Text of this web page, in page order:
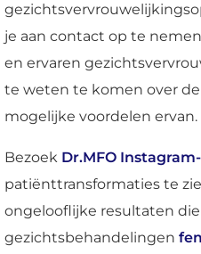
je aan contact op te
en ervaren
te weten te komen over
mogelijke voordelen ervan.
Bezoek Dr.MFO
patiënttransformaties te
ongelooflijke resultaten
gezichtsbehandelingen